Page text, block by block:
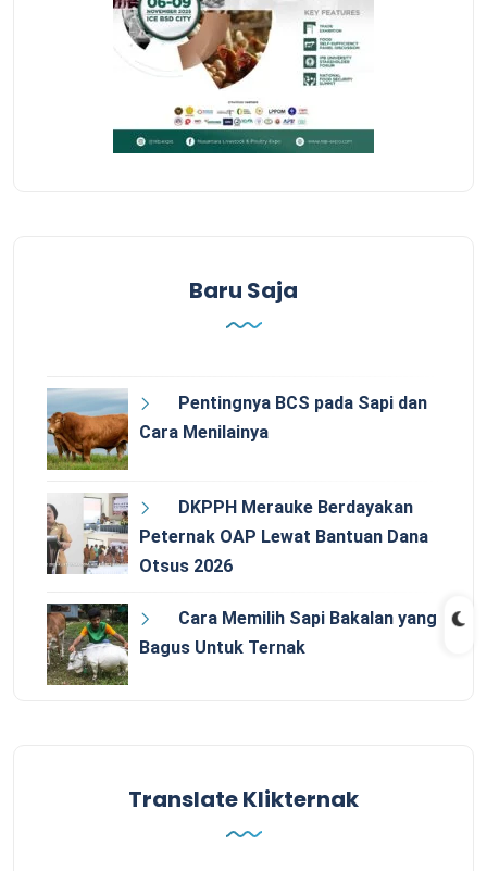
Baru Saja
Pentingnya BCS pada Sapi dan
Cara Menilainya
DKPPH Merauke Berdayakan
Peternak OAP Lewat Bantuan Dana
Otsus 2026
Cara Memilih Sapi Bakalan yang
Bagus Untuk Ternak
Translate Klikternak